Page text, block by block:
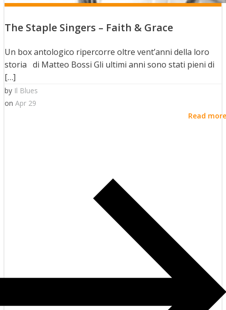
The Staple Singers – Faith & Grace
Un box antologico ripercorre oltre vent’anni della loro
storia di Matteo Bossi Gli ultimi anni sono stati pieni di
[…]
by Il Blues
on Apr 29
Read more